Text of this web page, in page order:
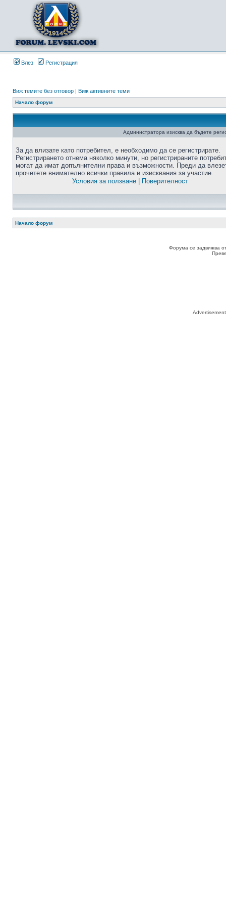
Влез Регистрация
Виж темите без отговор | Виж активните теми
Начало форум
Администратора изисква да бъдете
За да влизате като потребител, е необходимо да се регистрирате.
Регистрирането отнема няколко минути, но регистрираните
могат да имат допълнителни права и възможности. Преди да
прочетете внимателно всички правила и изисквания за участие.
Условия за ползване| Поверителност
Начало форум
Форума се задвижва